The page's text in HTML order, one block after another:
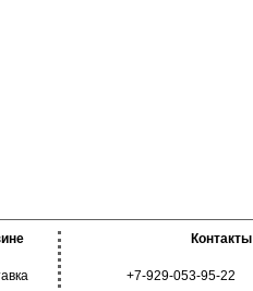
Контакты
+7-929-053-95-22